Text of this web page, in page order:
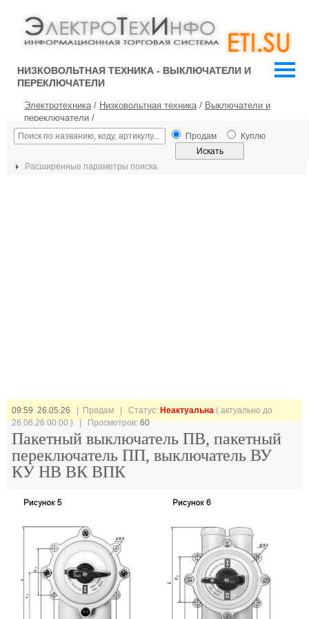
НИЗКОВОЛЬТНАЯ ТЕХНИКА - ВЫКЛЮЧАТЕЛИ И
ПЕРЕКЛЮЧАТЕЛИ
Электротехника/ Низковольтная техника/ Выключатели и
переключатели /
Продам Куплю
Расширенные параметры поиска
09:59 26.05.26 | Продам | Статус: Неактуальна ( актуально до
26.06.26 00:00 ) | Просмотров:60
Пакетный выключатель ПВ, пакетный
переключатель ПП, выключатель ВУ
КУ НВ ВК ВПК